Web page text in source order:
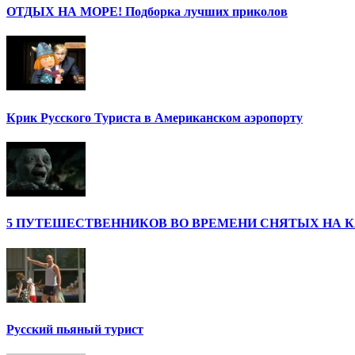
ОТДЫХ НА МОРЕ! Подборка лучших приколов
Крик Русского Туриста в Американском аэропорту
5 ПУТЕШЕСТВЕННИКОВ ВО ВРЕМЕНИ СНЯТЫХ НА
Русский пьяный турист